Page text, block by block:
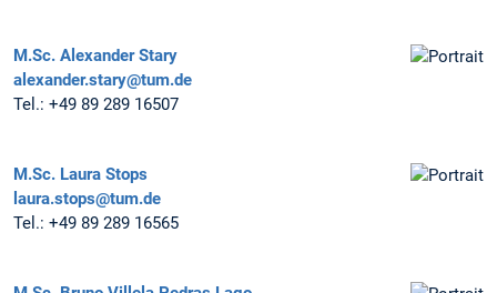
M.Sc. Alexander Stary
alexander.stary@tum.de
Tel.: +49 89 289 16507
M.Sc. Laura Stops
laura.stops@tum.de
Tel.: +49 89 289 16565